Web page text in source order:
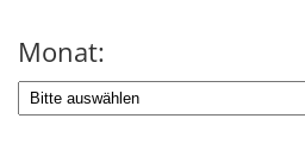
Monat: